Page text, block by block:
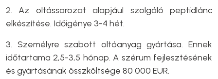
2. Az oltássorozat alapjául szolgáló peptidlánc
elkészítése. Időigénye 3-4 hét.
3. Személyre szabott oltóanyag gyártása. Ennek
időtartama 2,5-3,5 hónap. A szérum fejlesztésének
és gyártásának összköltsége 80 000 EUR.